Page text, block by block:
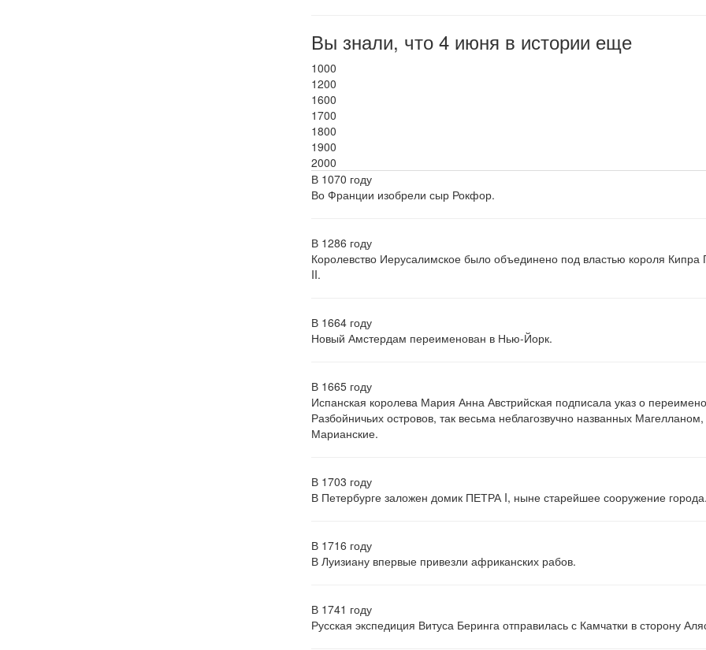
Вы знали, что 4 июня в истории еще
1000
1200
1600
1700
1800
1900
2000
В 1070 году
Во Франции изобрели сыр Рокфор.
В 1286 году
Королевство Иерусалимское было объединено под властью короля Кипра
II.
В 1664 году
Новый Амстердам переименован в Нью-Йорк.
В 1665 году
Испанская королева Мария Анна Австрийская подписала указ о
Разбойничьих островов, так весьма неблагозвучно названных Магелланом,
Марианские.
В 1703 году
В Петербурге заложен домик ПЕТРА I, ныне старейшее сооружение города.
В 1716 году
В Луизиану впервые привезли африканских рабов.
В 1741 году
Русская экспедиция Витуса Беринга отправилась с Камчатки в сторону